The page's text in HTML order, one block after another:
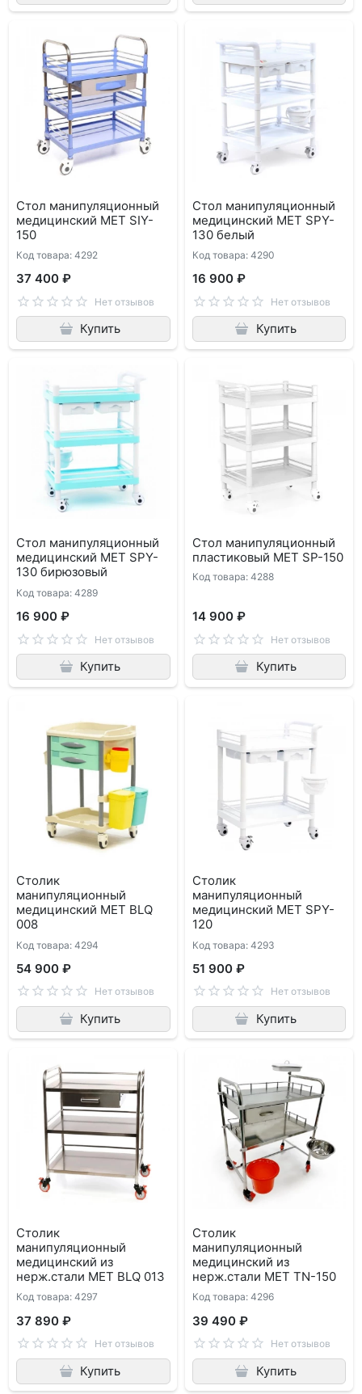
Стол манипуляционный
медицинский МЕТ SIY-
150
Код товара: 4292
37 400 ₽
Нет отзывов
Купить
Стол манипуляционный
медицинский МЕТ SPY-
130 белый
Код товара: 4290
16 900 ₽
Нет отзывов
Купить
Стол манипуляционный
медицинский МЕТ SPY-
130 бирюзовый
Код товара: 4289
16 900 ₽
Нет отзывов
Купить
Стол манипуляционный
пластиковый МЕТ SP-150
Код товара: 4288
14 900 ₽
Нет отзывов
Купить
Столик
манипуляционный
медицинский MET BLQ
008
Код товара: 4294
54 900 ₽
Нет отзывов
Купить
Столик
манипуляционный
медицинский MET SPY-
120
Код товара: 4293
51 900 ₽
Нет отзывов
Купить
Столик
манипуляционный
медицинский из
нерж.стали МЕТ BLQ 013
Код товара: 4297
37 890 ₽
Нет отзывов
Купить
Столик
манипуляционный
медицинский из
нерж.стали МЕТ ТN-150
Код товара: 4296
39 490 ₽
Нет отзывов
Купить